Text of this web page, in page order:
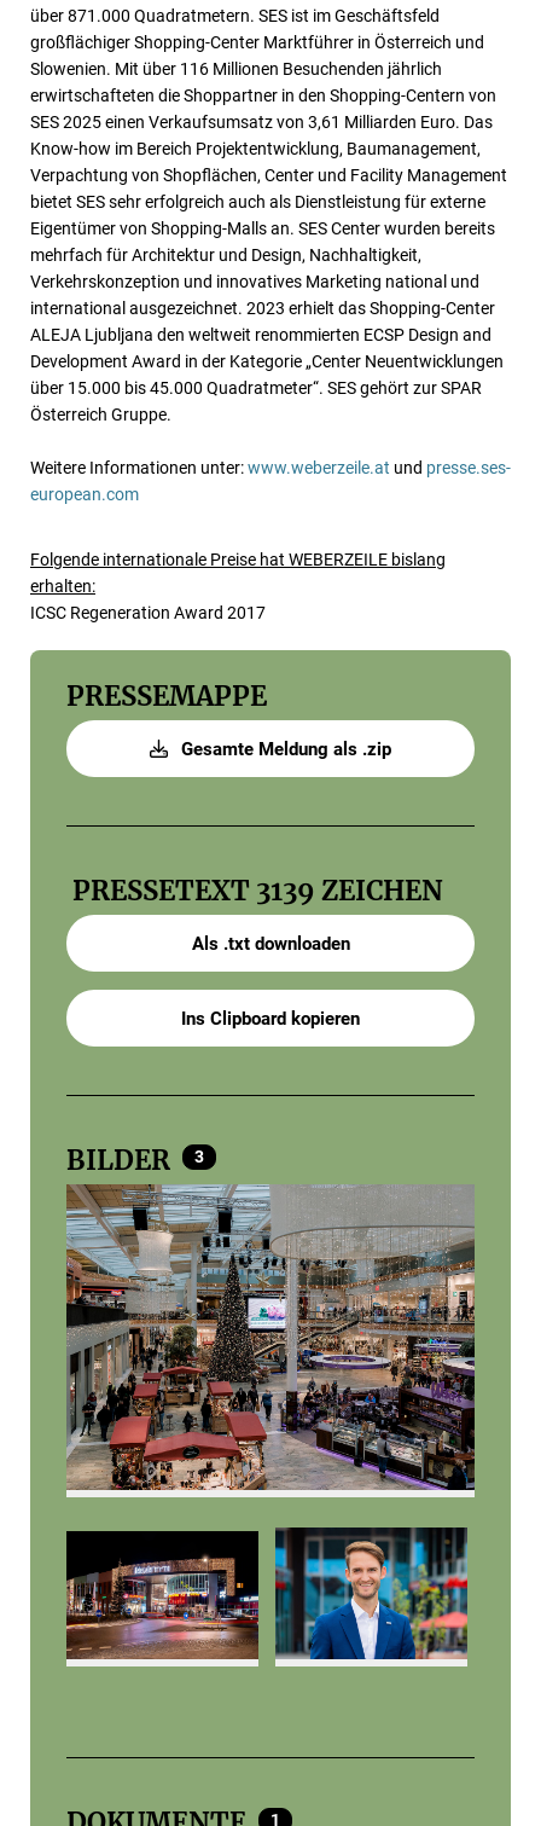
über 871.000 Quadratmetern. SES ist im Geschäftsfeld
großflächiger Shopping-Center Marktführer in Österreich und
Slowenien. Mit über 116 Millionen Besuchenden jährlich
erwirtschafteten die Shoppartner in den Shopping-Centern von
SES 2025 einen Verkaufsumsatz von 3,61 Milliarden Euro. Das
Know-how im Bereich Projektentwicklung, Baumanagement,
Verpachtung von Shopflächen, Center und Facility Management
bietet SES sehr erfolgreich auch als Dienstleistung für externe
Eigentümer von Shopping-Malls an. SES Center wurden bereits
mehrfach für Architektur und Design, Nachhaltigkeit,
Verkehrskonzeption und innovatives Marketing national und
international ausgezeichnet. 2023 erhielt das Shopping-Center
ALEJA Ljubljana den weltweit renommierten ECSP Design and
Development Award in der Kategorie „Center Neuentwicklungen
über 15.000 bis 45.000 Quadratmeter“. SES gehört zur SPAR
Österreich Gruppe.
Weitere Informationen unter:www.weberzeile.at und presse.ses-
european.com
Folgende internationale Preise hat WEBERZEILE bislang
erhalten:
ICSC Regeneration Award 2017
PRESSEMAPPE
Gesamte Meldung als .zip
PRESSETEXT 3139 ZEICHEN
Als .txt downloaden
Ins Clipboard kopieren
BILDER 3
1